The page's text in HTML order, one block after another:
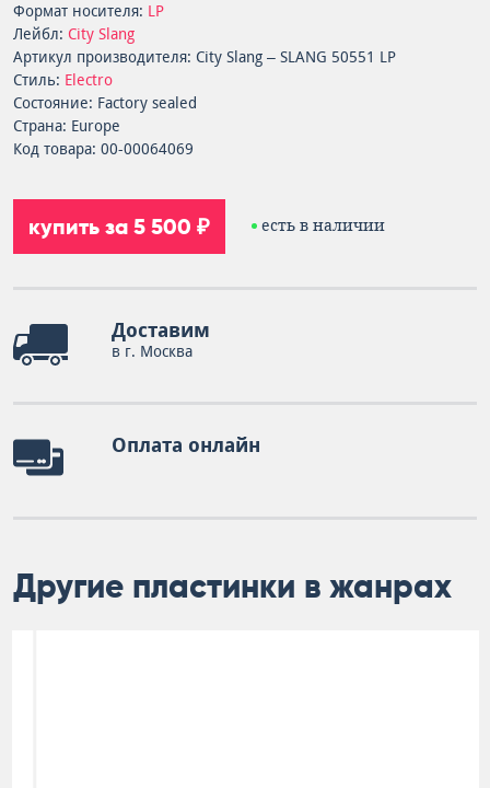
Формат носителя: LP
Лейбл: City Slang
Артикул производителя: City Slang – SLANG 50551 LP
Стиль: Electro
Состояние: Factory sealed
Страна: Europe
Код товара: 00-00064069
купить за 5 500 ₽ есть в наличии
Доставим
в г. Москва
Оплата онлайн
Другие пластинки в жанрах